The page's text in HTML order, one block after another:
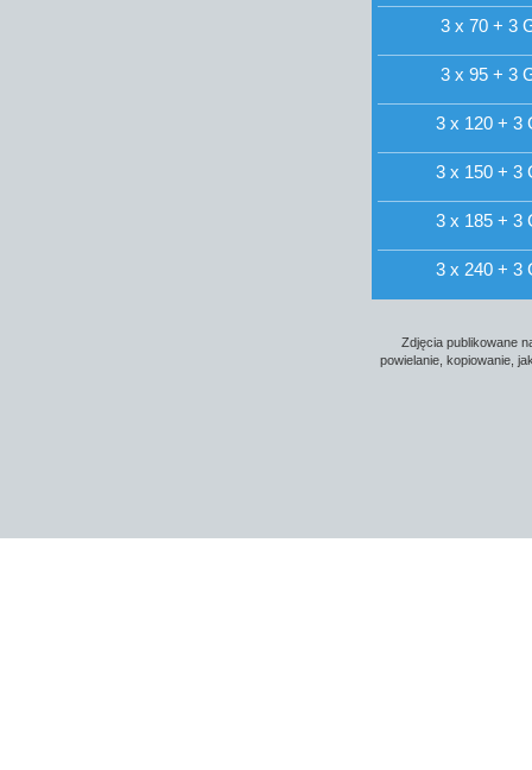
3 x 70 + 3
3 x 95 + 3
3 x 120 + 3
3 x 150 + 3
3 x 185 + 3
3 x 240 + 3
Zdjęcia publikowane
powielanie, kopiowanie,